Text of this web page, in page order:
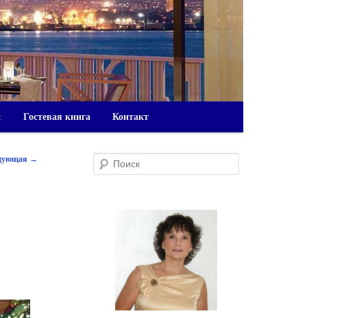
Гостевая книга Контакт
→ Поиск